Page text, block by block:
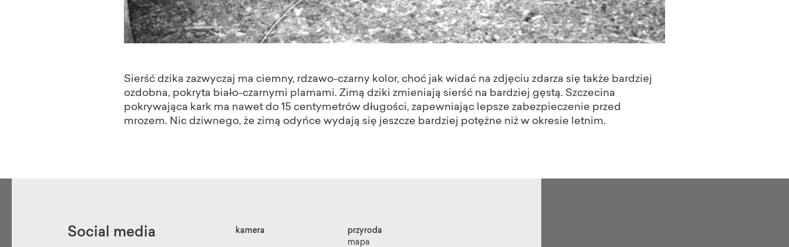
Sierść dzika zazwyczaj ma ciemny, rdzawo-czarny kolor, choć jak widać na zdjęciu zdarza się także bardziej
ozdobna, pokryta biało-czarnymi plamami. Zimą dziki zmieniają sierść na bardziej gęstą. Szczecina
pokrywająca kark ma nawet do 15 centymetrów długości, zapewniając lepsze zabezpieczenie przed
mrozem. Nic dziwnego, że zimą odyńce wydają się jeszcze bardziej potężne niż w okresie letnim.
Social media kamera
przyroda
mapa